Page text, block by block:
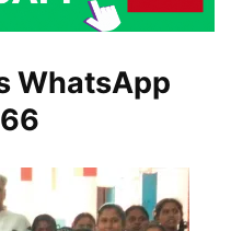
WhatsApp